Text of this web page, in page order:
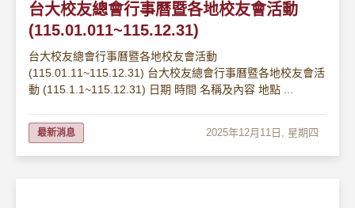
台大校友總會行事曆暨各地校友會活動
(115.01.011~115.12.31)
台大校友總會行事曆暨各地校友會活動
(115.01.11~115.12.31) 台大校友總會行事曆暨各地校友會活
動 (115.1.1~115.12.31) 日期 時間 名稱及內容 地點 ...
最新消息 2025年12月11日, 星期四